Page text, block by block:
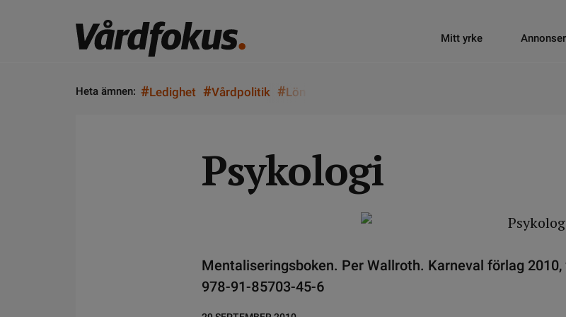
Mitt yrke
Heta ämnen: #Ledighet #Vårdpolitik #Lön
Psykologi
Mentaliseringsboken. Per Wallroth. Karneval förlag
978-91-85703-45-6